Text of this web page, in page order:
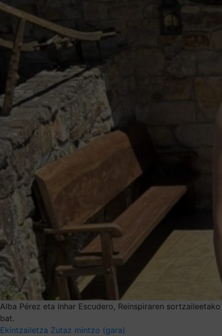
Alba Pérez eta Inhar Escudero, Reinspiraren sortzaileetako
bat.
Ekintzailetza Zutaz mintzo (gara)